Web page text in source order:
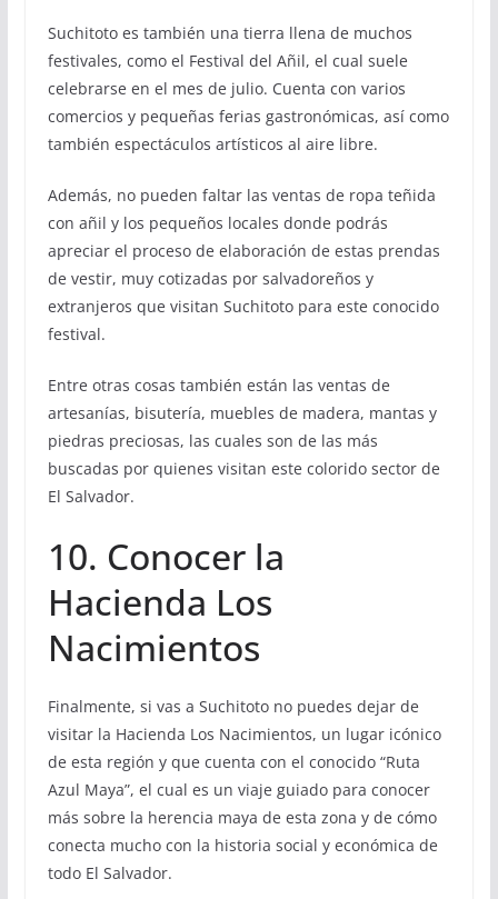
Suchitoto es también una tierra llena de muchos
festivales, como el Festival del Añil, el cual suele
celebrarse en el mes de julio. Cuenta con varios
comercios y pequeñas ferias gastronómicas, así como
también espectáculos artísticos al aire libre.
Además, no pueden faltar las ventas de ropa teñida
con añil y los pequeños locales donde podrás
apreciar el proceso de elaboración de estas prendas
de vestir, muy cotizadas por salvadoreños y
extranjeros que visitan Suchitoto para este conocido
festival.
Entre otras cosas también están las ventas de
artesanías, bisutería, muebles de madera, mantas y
piedras preciosas, las cuales son de las más
buscadas por quienes visitan este colorido sector de
El Salvador.
10. Conocer la
Hacienda Los
Nacimientos
Finalmente, si vas a Suchitoto no puedes dejar de
visitar la Hacienda Los Nacimientos, un lugar icónico
de esta región y que cuenta con el conocido “Ruta
Azul Maya”, el cual es un viaje guiado para conocer
más sobre la herencia maya de esta zona y de cómo
conecta mucho con la historia social y económica de
todo El Salvador.